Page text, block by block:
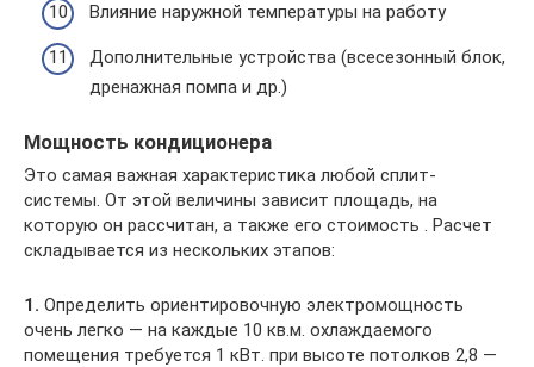
Влияние наружной температуры на работу
Дополнительные устройства (всесезонный блок,
дренажная помпа и др.)
Мощность кондиционера
Это самая важная характеристика любой сплит-
системы. От этой величины зависит площадь, на
которую он рассчитан, а также его стоимость . Расчет
складывается из нескольких этапов:
1. Определить ориентировочную электромощность
очень легко — на каждые 10 кв.м. охлаждаемого
помещения требуется 1 кВт. при высоте потолков 2,8 —